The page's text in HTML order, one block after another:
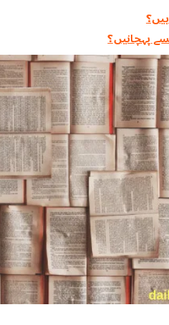
پہچانیں؟